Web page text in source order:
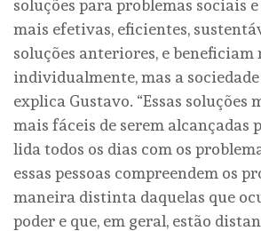
soluções para problemas sociais
mais efetivas, eficientes,
soluções anteriores, e beneficiam
individualmente, mas a
explica Gustavo. “Essas soluções
mais fáceis de serem alcançadas
lida todos os dias com os
essas pessoas compreendem os
maneira distinta daquelas que
poder e que, em geral, estão